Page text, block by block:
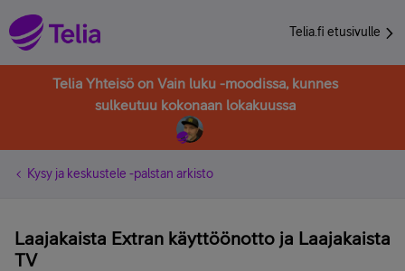
Telia.fi etusivulle
Telia Yhteisö on Vain luku -moodissa, kunnes
sulkeutuu kokonaan lokakuussa
Kysy ja keskustele -palstan arkisto
Laajakaista Extran käyttöönotto ja Laajakaista
TV